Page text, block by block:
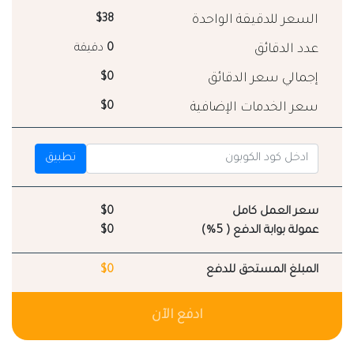
السعر للدقيقة الواحدة $38
عدد الدقائق 0 دقيقة
إجمالي سعر الدقائق $0
سعر الخدمات الإضافية $0
تطبيق
سعر العمل كامل
$0
عمولة بوابة الدفع ( 5%)
$0
المبلغ المستحق للدفع $0
ادفع الآن